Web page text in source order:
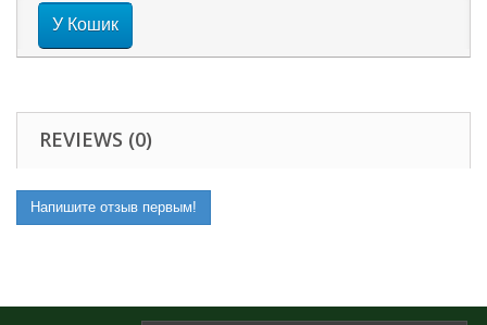
У Кошик
REVIEWS (0)
Напишите отзыв первым!